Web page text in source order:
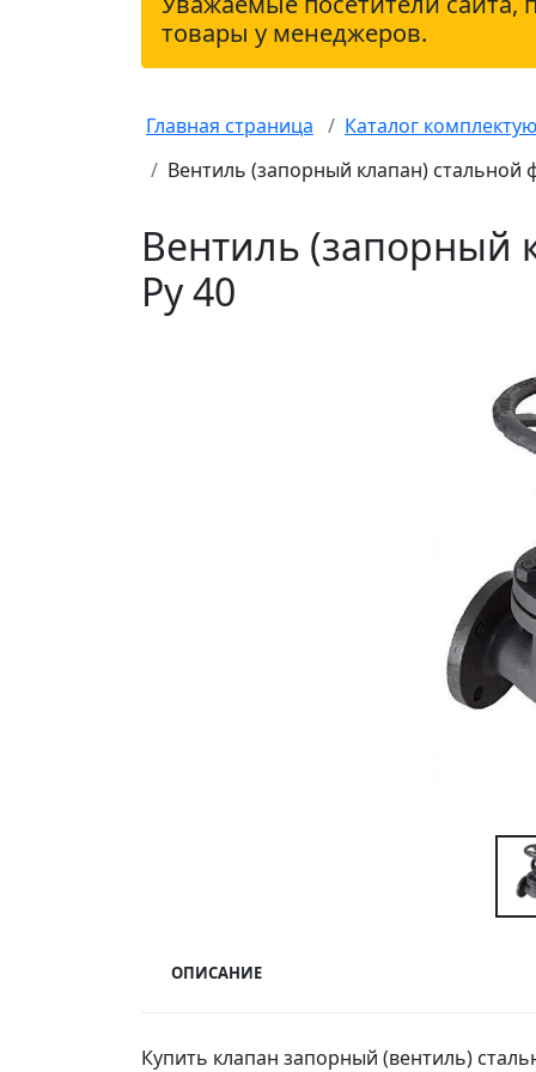
товары у менеджеров.
Главная страница
Каталог
Вентиль (запорный клапан)
Вентиль (запорный
Ру 40
ОПИСАНИЕ
Купить клапан запорный (вентиль)